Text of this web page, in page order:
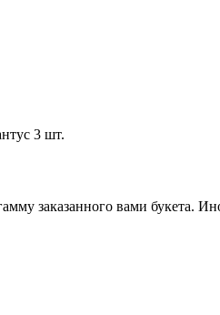
3 шт.
заказанного вами букета.